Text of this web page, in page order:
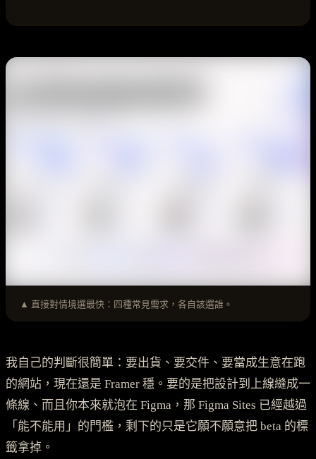
▲ 直接對情境選最快：四種常見需求，各自該選誰。
我自己的判斷很簡單：要出貨、要交件、要當成生意在跑
的網站，現在還是 Framer 穩。要的是把設計到上線縫成一
條線、而且你本來就泡在 Figma，那 Figma Sites 已經越過
「能不能用」的門檻，剩下的只是它願不願意把 beta 的標
籤拿掉。